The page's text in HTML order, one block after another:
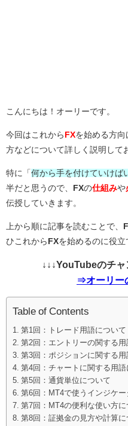
こんにちは！オーリーです。
今回はこれから FXを始める方向
方などについて詳しく説明して
特に「 何から手を付けていけば
半だと思うので、
FXの仕組みや
伝授していきます。
上から順に記事を読むことで、
ひこれから FXを始めるのに役立
↓↓↓YouTubeのチ
⇒オーリー
Table of Contents
第1回：トレード用語について
第2回：エントリーの関する用
第3回：ポジションに関する用
第4回：チャートに関する用語
第5回：通貨単位について
第6回：MT4で使うインジケー
第7回：MT4の便利な使い方に
第8回：証拠金の見方や計算に